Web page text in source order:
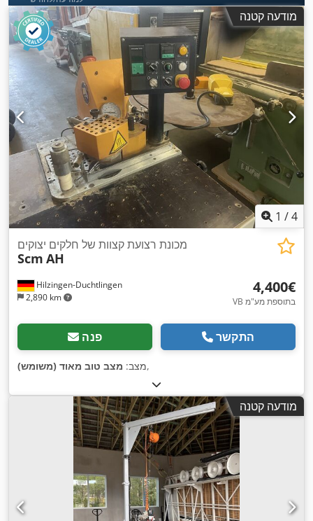
מודעה קטנה
1 /4
Hilzingen-Duchtlingen
2,890 km
מכונת רצועת קצוות של חלקים יצוקים
Scm AH
‏4,400 ‏€
VB בתוספת מע"מ
פנה התקשר
מצב: מצב טוב מאוד (משומש) ,
מודעה קטנה